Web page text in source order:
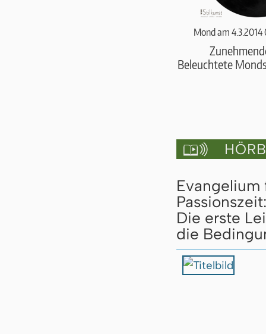
Mond am 4.3.2014
Beleuchtete

Passionszeit:
Die erste
die